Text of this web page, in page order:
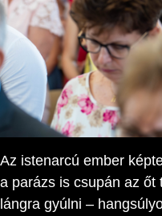
Az istenarcú ember
a parázs is csupán az őt
lángra gyúlni –